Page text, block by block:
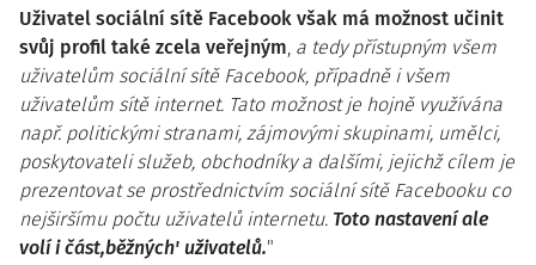
Uživatel sociální sítě Facebook však má možnost učinit
svůj profil také zcela veřejným, a tedy přístupným všem
uživatelům sociální sítě Facebook, případně i všem
uživatelům sítě internet. Tato možnost je hojně využívána
např. politickými stranami, zájmovými skupinami, umělci,
poskytovateli služeb, obchodníky a dalšími, jejichž cílem je
prezentovat se prostřednictvím sociální sítě Facebooku co
nejširšímu počtu uživatelů internetu. Toto nastavení ale
volí i část,běžných' uživatelů."